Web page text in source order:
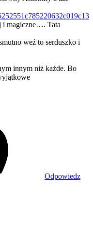
i magiczne…. Tata
weź to serduszko i
innym niż każde. Bo
Odpowiedz